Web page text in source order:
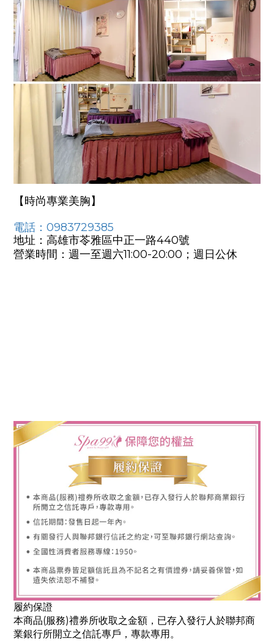
【時尚專業美胸】
電話：0983729385
地址：高雄市苓雅區中正一路440號
營業時間：週一至週六11:00-20:00 ；週日公休
履約保證
本商品(服務)禮券所收取之金額，已存入發行人於聯邦商
業銀行所開立之信託專戶，專款專用。